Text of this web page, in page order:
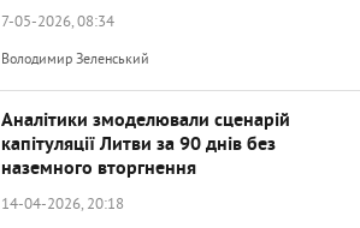
7-05-2026, 08:34
Володимир Зеленський
Аналітики змоделювали сценарій
капітуляції Литви за 90 днів без
наземного вторгнення
14-04-2026, 20:18